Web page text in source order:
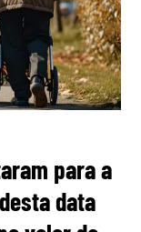
para a
data